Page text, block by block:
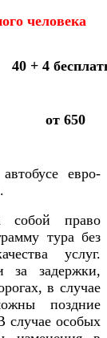
человека
40 + 4
от 650
евро-
собой право
тура без
услуг.
за задержки,
в случае
поздние
случае особых